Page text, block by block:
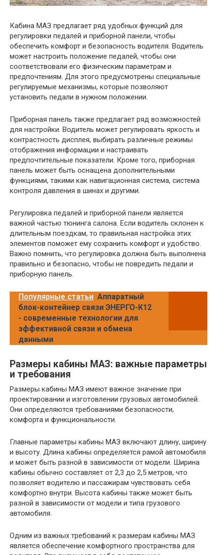
Кабина МАЗ предлагает ряд удобных функций для
регулировки педалей и приборной панели, чтобы
обеспечить комфорт и безопасность водителя. Водитель
может настроить положение педалей, чтобы они
соответствовали его физическим параметрам и
предпочтениям. Для этого предусмотрены специальные
регулируемые механизмы, которые позволяют
установить педали в нужном положении.
Приборная панель также предлагает ряд возможностей
для настройки. Водитель может регулировать яркость и
контрастность дисплея, выбирать различные режимы
отображения информации и настраивать
предпочтительные показатели. Кроме того, приборная
панель может быть оснащена дополнительными
функциями, такими как навигационная система, система
контроля давления в шинах и другими.
Регулировка педалей и приборной панели является
важной частью тюнинга салона. Если водитель склонен к
длительным поездкам, то правильная настройка этих
элементов поможет ему сохранить комфорт и удобство.
Важно помнить, что регулировка должна быть выполнена
правильно и безопасно, чтобы не повредить педали и
приборную панель.
Популярные статьи Аппаратный
блок-контейнер связи ЭНЕРГО-К12
- современные технологии для
эффективной связи и обмена
данными
Размеры кабины МАЗ: важные параметры
и требования
Размеры кабины МАЗ имеют важное значение при
проектировании и изготовлении грузовых автомобилей.
Они определяются требованиями безопасности,
комфорта и функциональности.
Главные параметры кабины МАЗ включают длину, ширину
и высоту. Длина кабины определяется рамой автомобиля
и может быть разной в зависимости от модели. Ширина
кабины обычно составляет от 2,3 до 2,5 метров, что
позволяет водителю и пассажирам чувствовать себя
комфортно внутри. Высота кабины также может быть
разной в зависимости от модели и типа грузового
автомобиля.
Одним из важных требований к размерам кабины МАЗ
является обеспечение комфортного пространства для